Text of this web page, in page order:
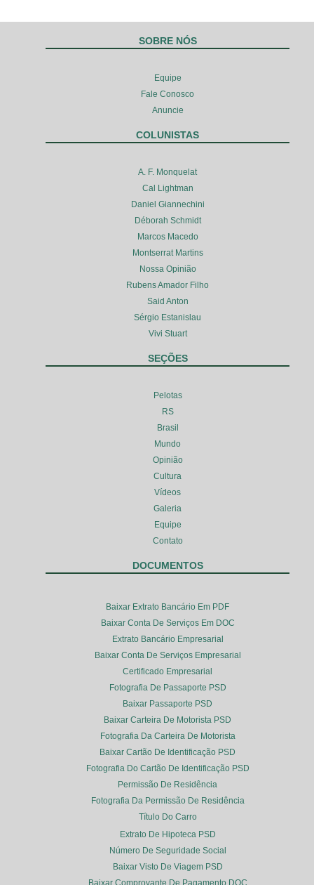
SOBRE NÓS
Equipe
Fale Conosco
Anuncie
COLUNISTAS
A. F. Monquelat
Cal Lightman
Daniel Giannechini
Déborah Schmidt
Marcos Macedo
Montserrat Martins
Nossa Opinião
Rubens Amador Filho
Said Anton
Sérgio Estanislau
Vivi Stuart
SEÇÕES
Pelotas
RS
Brasil
Mundo
Opinião
Cultura
Vídeos
Galeria
Equipe
Contato
DOCUMENTOS
Baixar Extrato Bancário Em PDF
Baixar Conta De Serviços Em DOC
Extrato Bancário Empresarial
Baixar Conta De Serviços Empresarial
Certificado Empresarial
Fotografia De Passaporte PSD
Baixar Passaporte PSD
Baixar Carteira De Motorista PSD
Fotografia Da Carteira De Motorista
Baixar Cartão De Identificação PSD
Fotografia Do Cartão De Identificação PSD
Permissão De Residência
Fotografia Da Permissão De Residência
Título Do Carro
Extrato De Hipoteca PSD
Número De Seguridade Social
Baixar Visto De Viagem PSD
Baixar Comprovante De Pagamento DOC